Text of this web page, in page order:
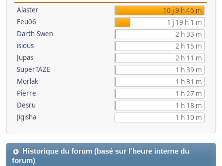
Alaster
10 j 9 h 46 m
Feu06
1 j 19 h 1 m
Darth-Swen
2 h 33 m
isious
2 h 15 m
Jupas
2 h 11 m
SuperTAZE
1 h 39 m
Morlak
1 h 31 m
Pierre
1 h 27 m
Desru
1 h 18 m
Jigisha
1 h 10 m
Historique du forum (basé sur l'heure interne du
forum)